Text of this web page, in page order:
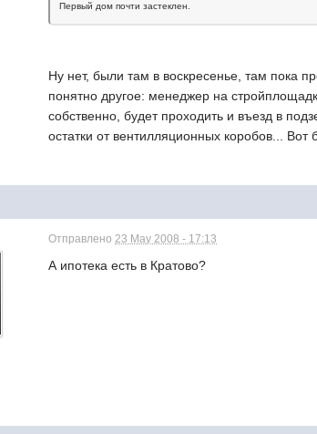
Первый дом почти застеклен.
Ну нет, были там в воскресенье, там пока
понятно другое: менеджер на
собственно, будет проходить и въезд в
остатки от вентилляционных коробов... Вот
Отправлено 23 May 2008 - 17:13
А ипотека есть в Кратово?